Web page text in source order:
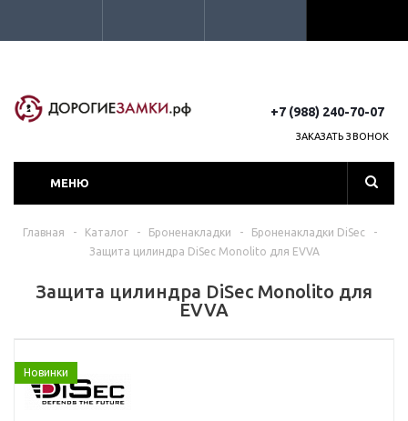
+7 (988) 240-70-07
ЗАКАЗАТЬ ЗВОНОК
МЕНЮ
Главная - Каталог - Броненакладки - Броненакладки DiSec
-
Защита цилиндра DiSec Monolito для EVVA
Защита цилиндра DiSec Monolito для
EVVA
Новинки